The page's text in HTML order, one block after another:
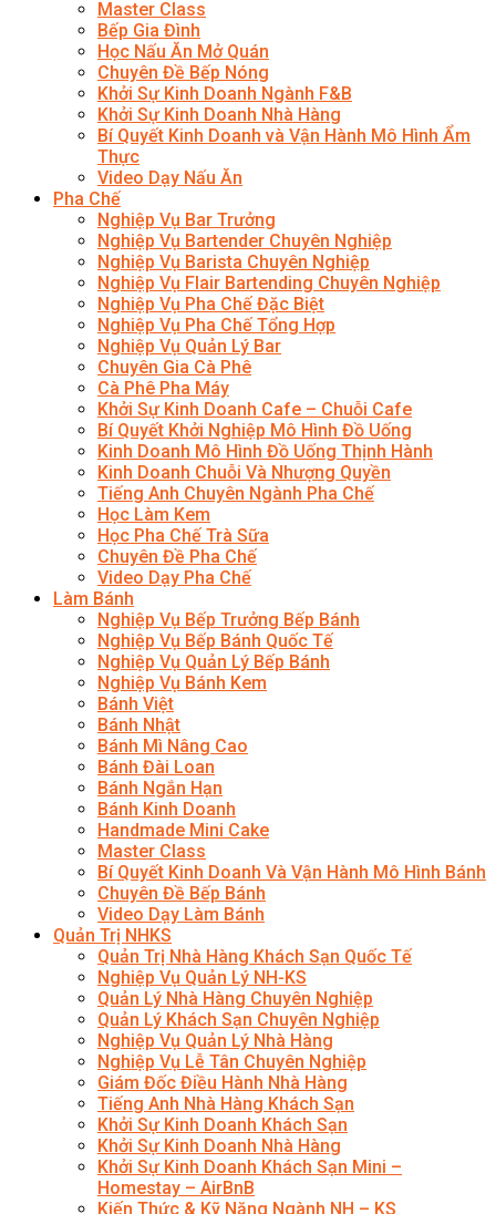
Master Class
Bếp Gia Đình
Học Nấu Ăn Mở Quán
Chuyên Đề Bếp Nóng
Khởi Sự Kinh Doanh Ngành F&B
Khởi Sự Kinh Doanh Nhà Hàng
Bí Quyết Kinh Doanh và Vận Hành Mô Hình Ẩm
Thực
Video Dạy Nấu Ăn
Pha Chế
Nghiệp Vụ Bar Trưởng
Nghiệp Vụ Bartender Chuyên Nghiệp
Nghiệp Vụ Barista Chuyên Nghiệp
Nghiệp Vụ Flair Bartending Chuyên Nghiệp
Nghiệp Vụ Pha Chế Đặc Biệt
Nghiệp Vụ Pha Chế Tổng Hợp
Nghiệp Vụ Quản Lý Bar
Chuyên Gia Cà Phê
Cà Phê Pha Máy
Khởi Sự Kinh Doanh Cafe – Chuỗi Cafe
Bí Quyết Khởi Nghiệp Mô Hình Đồ Uống
Kinh Doanh Mô Hình Đồ Uống Thịnh Hành
Kinh Doanh Chuỗi Và Nhượng Quyền
Tiếng Anh Chuyên Ngành Pha Chế
Học Làm Kem
Học Pha Chế Trà Sữa
Chuyên Đề Pha Chế
Video Dạy Pha Chế
Làm Bánh
Nghiệp Vụ Bếp Trưởng Bếp Bánh
Nghiệp Vụ Bếp Bánh Quốc Tế
Nghiệp Vụ Quản Lý Bếp Bánh
Nghiệp Vụ Bánh Kem
Bánh Việt
Bánh Nhật
Bánh Mì Nâng Cao
Bánh Đài Loan
Bánh Ngắn Hạn
Bánh Kinh Doanh
Handmade Mini Cake
Master Class
Bí Quyết Kinh Doanh Và Vận Hành Mô Hình Bánh
Chuyên Đề Bếp Bánh
Video Dạy Làm Bánh
Quản Trị NHKS
Quản Trị Nhà Hàng Khách Sạn Quốc Tế
Nghiệp Vụ Quản Lý NH-KS
Quản Lý Nhà Hàng Chuyên Nghiệp
Quản Lý Khách Sạn Chuyên Nghiệp
Nghiệp Vụ Quản Lý Nhà Hàng
Nghiệp Vụ Lễ Tân Chuyên Nghiệp
Giám Đốc Điều Hành Nhà Hàng
Tiếng Anh Nhà Hàng Khách Sạn
Khởi Sự Kinh Doanh Khách Sạn
Khởi Sự Kinh Doanh Nhà Hàng
Khởi Sự Kinh Doanh Khách Sạn Mini –
Homestay – AirBnB
Kiến Thức & Kỹ Năng Ngành NH – KS